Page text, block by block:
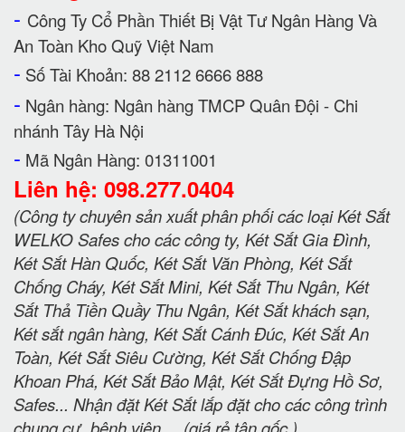
- Công Ty Cổ Phần Thiết Bị Vật Tư Ngân Hàng Và
An Toàn Kho Quỹ Việt Nam
- Số Tài Khoản: 88 2112 6666 888
- Ngân hàng: Ngân hàng TMCP Quân Đội - Chi
nhánh Tây Hà Nội
- Mã Ngân Hàng: 01311001
Liên hệ: 098.277.0404
(Công ty chuyên sản xuất phân phối các loại Két Sắt
WELKO Safes cho các công ty, Két Sắt Gia Đình,
Két Sắt Hàn Quốc, Két Sắt Văn Phòng, Két Sắt
Chống Cháy, Két Sắt Mini, Két Sắt Thu Ngân, Két
Sắt Thả Tiền Quầy Thu Ngân, Két Sắt khách sạn,
Két sắt ngân hàng, Két Sắt Cánh Đúc, Két Sắt An
Toàn, Két Sắt Siêu Cường, Két Sắt Chống Đập
Khoan Phá, Két Sắt Bảo Mật, Két Sắt Đựng Hồ Sơ,
Safes... Nhận đặt Két Sắt lắp đặt cho các công trình